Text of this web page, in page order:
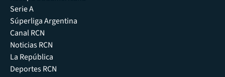
Serie A
Súperliga Argentina
Canal RCN
Noticias RCN
La República
Deportes RCN